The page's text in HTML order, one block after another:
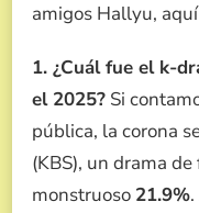
amigos Hallyu,
1. ¿Cuál fue el k-
el 2025? Si
pública, la corona
(KBS), un drama
monstruoso 21.9%